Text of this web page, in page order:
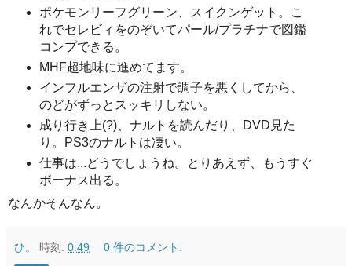
ポケモンリーフグリーン、スイクンゲット。こ
れでセレビィをのぞいてパール/プラチナで図鑑
コンプできる。
MHF超地味に進めてます。
インフルエンザの注射で調子を悪くしてから、
のどがずっとスッキリしない。
成り行き上(?)、ナルトを読んだり、DVD見た
り。PS3のナルトは凄い。
仕事は...どうでしょうね。とりあえず、もうすぐ
ボーナス出る。
なんかそんなん。
ひ。 時刻: 0:49 0 件のコメント: